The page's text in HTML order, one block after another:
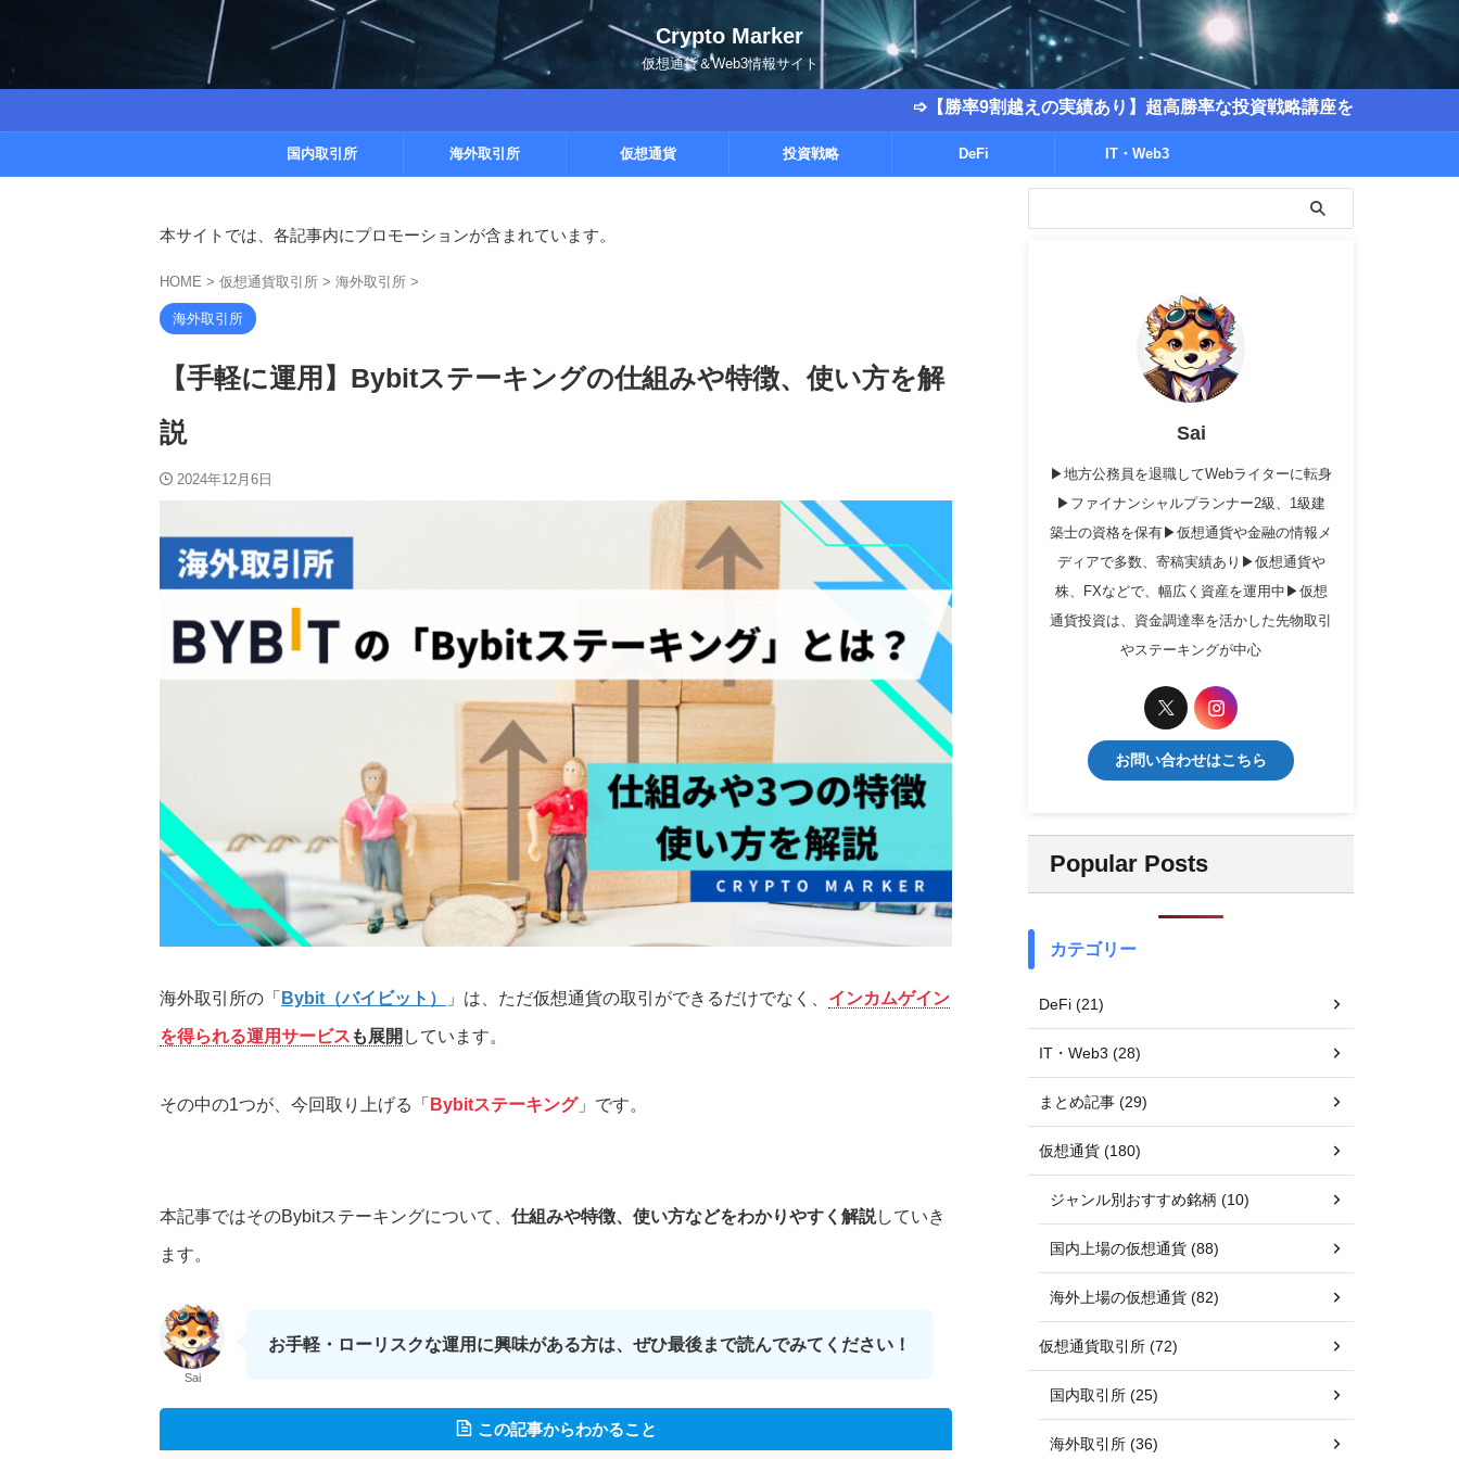
Crypto Marker
仮想通貨＆Web3情報サイト
➩【勝率9割越えの実績あり】超高勝率な投資戦略講座を販売中！
国内取引所 海外取引所 仮想通貨 投資戦略 DeFi IT・Web3
本サイトでは、各記事内にプロモーションが含まれています。
HOME > 仮想通貨取引所 > 海外取引所 >
海外取引所
【手軽に運用】Bybitステーキングの仕組みや特徴、使い方を解
説
2024年12月6日
海外取引所の「 Bybit（バイビット） 」は、ただ仮想通貨の取引ができるだけでなく、 インカムゲイン
を得られる運用サービス も展開 しています。
その中の1つが、今回取り上げる「 Bybitステーキング」です。
本記事ではそのBybitステーキングについて、 仕組みや特徴、使い方などをわかりやすく解説していき
ます。
Sai
お手軽・ローリスクな運用に興味がある方は、ぜひ最後まで読んでみてください！
この記事からわかること
Sai
▶地方公務員を退職してWebライターに転身
▶ファイナンシャルプランナー2級、1級建
築士の資格を保有▶仮想通貨や金融の情報メ
ディアで多数、寄稿実績あり▶仮想通貨や
株、FXなどで、幅広く資産を運用中▶仮想
通貨投資は、資金調達率を活かした先物取引
やステーキングが中心
お問い合わせはこちら
Popular Posts
カテゴリー
DeFi (21)
IT・Web3 (28)
まとめ記事 (29)
仮想通貨 (180)
ジャンル別おすすめ銘柄 (10)
国内上場の仮想通貨 (88)
海外上場の仮想通貨 (82)
仮想通貨取引所 (72)
国内取引所 (25)
海外取引所 (36)